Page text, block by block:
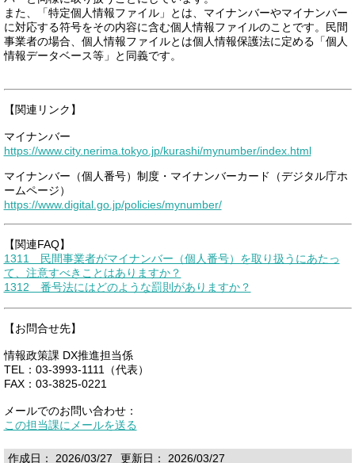
また、「特定個人情報ファイル」とは、マイナンバーやマイナンバー
に対応する符号をその内容に含む個人情報ファイルのことです。民間
事業者の場合、個人情報ファイルとは個人情報保護法に定める「個人
情報データベース等」と同義です。
【関連リンク】
マイナンバー
https://www.city.nerima.tokyo.jp/kurashi/mynumber/index.html
マイナンバー（個人番号）制度・マイナンバーカード（デジタル庁ホ
ームページ）
https://www.digital.go.jp/policies/mynumber/
【関連FAQ】
1311 民間事業者がマイナンバー（個人番号）を取り扱うにあたっ
て、注意すべきことはありますか？
1312 番号法にはどのような罰則がありますか？
【お問合せ先】
情報政策課 DX推進担当係
TEL：03-3993-1111（代表）
FAX：03-3825-0221
メールでのお問い合わせ：
この担当課にメールを送る
作成日： 2026/03/27 更新日： 2026/03/27